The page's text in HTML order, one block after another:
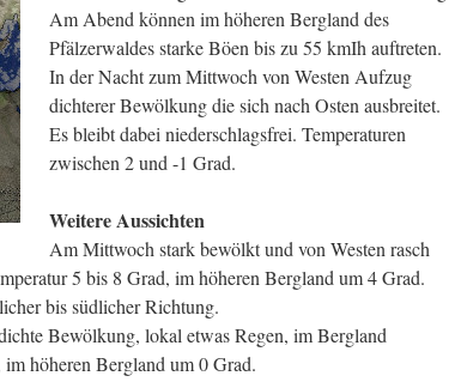
Am Abend können im höheren Bergland des
Pfälzerwaldes starke Böen bis zu 55 kmIh auftreten.
In der Nacht zum Mittwoch von Westen Aufzug
dichterer Bewölkung die sich nach Osten ausbreitet.
Es bleibt dabei niederschlagsfrei. Temperaturen
zwischen 2 und -1 Grad.
Weitere Aussichten
Am Mittwoch stark bewölkt und von Westen rasch
5 bis 8 Grad, im höheren Bergland um 4 Grad.
bis südlicher Richtung.
Bewölkung, lokal etwas Regen, im Bergland
höheren Bergland um 0 Grad.